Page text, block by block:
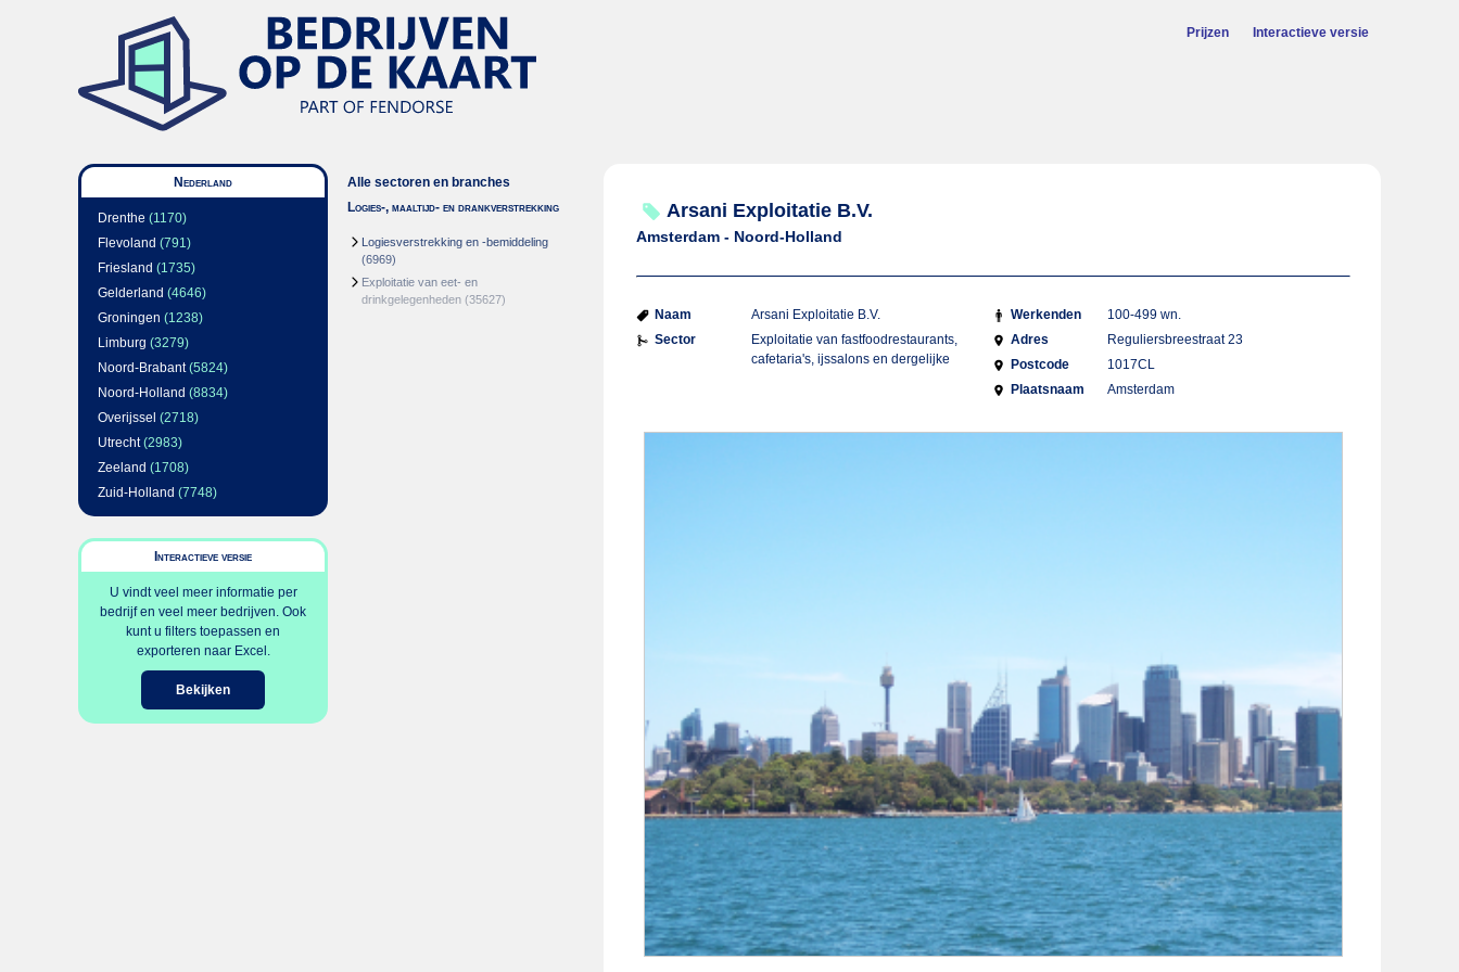
Prijzen Interactieve versie
Nederland
Drenthe (1170)
Flevoland (791)
Friesland (1735)
Gelderland (4646)
Groningen (1238)
Limburg (3279)
Noord-Brabant(5824)
Noord-Holland (8834)
Overijssel (2718)
Utrecht(2983)
Zeeland (1708)
Zuid-Holland (7748)
Interactieve versie
U vindt veel meer informatie per
bedrijf en veel meer bedrijven. Ook
kunt u filters toepassen en
exporteren naar Excel.
Bekijken
Alle sectoren en branches
Logies-, maaltijd- en drankverstrekking
Logiesverstrekking en -bemiddeling
(6969)
Exploitatie van eet- en
drinkgelegenheden (35627)
Arsani Exploitatie B.V.
Amsterdam - Noord-Holland
Naam
Arsani Exploitatie B.V.
Sector
Exploitatie van fastfoodrestaurants,
cafetaria's, ijssalons en dergelijke
Werkenden
100-499 wn.
Adres
Reguliersbreestraat 23
Postcode
1017CL
Plaatsnaam
Amsterdam